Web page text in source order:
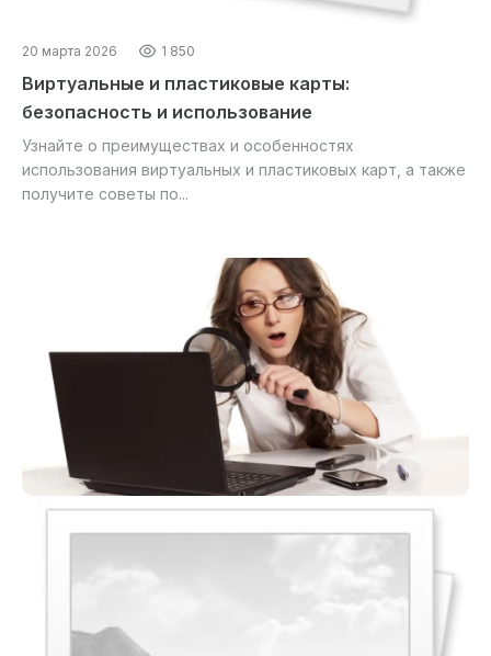
20 марта 2026 1 850
Виртуальные и пластиковые карты:
безопасность и использование
Узнайте о преимуществах и особенностях
использования виртуальных и пластиковых карт, а также
получите советы по...